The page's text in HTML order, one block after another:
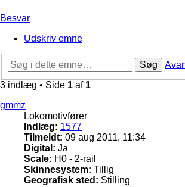
Besvar
Udskriv emne
Søg
3 indlæg • Side 1 af 1
gmmz
Lokomotivfører
Indlæg: 1577
Tilmeldt: 09 aug 2011, 11:34
Digital: Ja
Scale: H0 - 2-rail
Skinnesystem: Tillig
Geografisk sted: Stilling